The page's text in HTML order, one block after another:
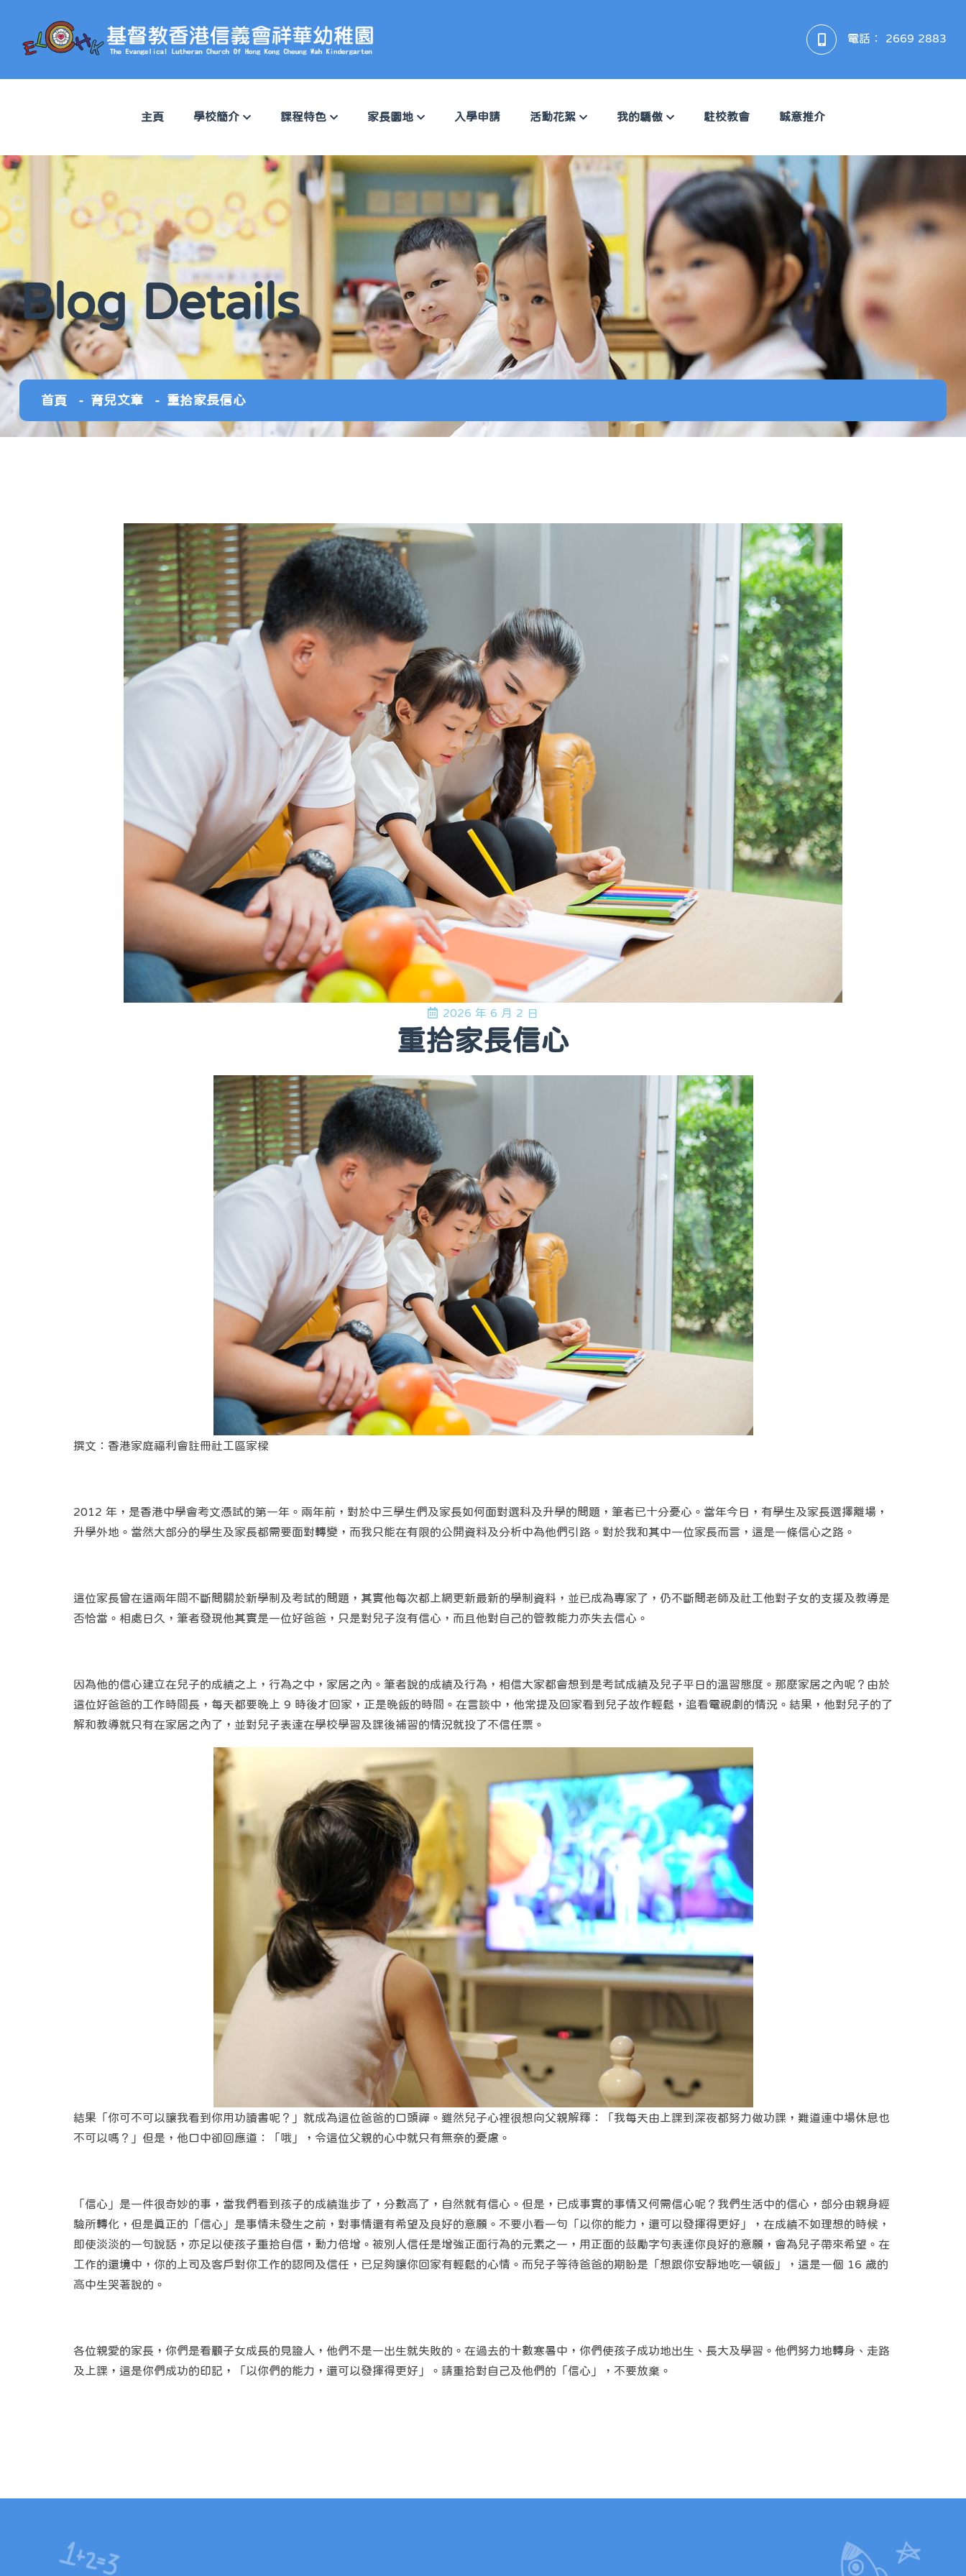
電話： 2669 2883
主頁 學校簡介 課程特色 家長園地 入學申請 活動花絮 我的驕傲 駐校教會 誠意推介
Blog Details
首頁 育兒文章 重拾家長信心
2026 年 6 月 2 日
重拾家長信心
撰文：香港家庭福利會註冊社工區家樑
2012 年，是香港中學會考文憑試的第一年。兩年前，對於中三學生們及家長如何面對選科及升學的問題，筆者已十分憂心。當年今日，有學生及家長選擇離場，
升學外地。當然大部分的學生及家長都需要面對轉變，而我只能在有限的公開資料及分析中為他們引路。對於我和其中一位家長而言，這是一條信心之路。
這位家長曾在這兩年間不斷問關於新學制及考試的問題，其實他每次都上網更新最新的學制資料，並已成為專家了，仍不斷問老師及社工他對子女的支援及教導是
否恰當。相處日久，筆者發現他其實是一位好爸爸，只是對兒子沒有信心，而且他對自己的管教能力亦失去信心。
因為他的信心建立在兒子的成績之上，行為之中，家居之內。筆者說的成績及行為，相信大家都會想到是考試成績及兒子平日的溫習態度。那麼家居之內呢？由於
這位好爸爸的工作時間長，每天都要晚上 9 時後才回家，正是晚飯的時間。在言談中，他常提及回家看到兒子故作輕鬆，追看電視劇的情況。結果，他對兒子的了
解和教導就只有在家居之內了，並對兒子表達在學校學習及課後補習的情況就投了不信任票。
結果「你可不可以讓我看到你用功讀書呢？」就成為這位爸爸的口頭禪。雖然兒子心裡很想向父親解釋：「我每天由上課到深夜都努力做功課，難道連中場休息也
不可以嗎？」但是，他口中卻回應道：「哦」，令這位父親的心中就只有無奈的憂慮。
「信心」是一件很奇妙的事，當我們看到孩子的成績進步了，分數高了，自然就有信心。但是，已成事實的事情又何需信心呢？我們生活中的信心，部分由親身經
驗所轉化，但是真正的「信心」是事情未發生之前，對事情還有希望及良好的意願。不要小看一句「以你的能力，還可以發揮得更好」，在成績不如理想的時候，
即使淡淡的一句說話，亦足以使孩子重拾自信，動力倍增。被別人信任是增強正面行為的元素之一，用正面的鼓勵字句表達你良好的意願，會為兒子帶來希望。在
工作的還境中，你的上司及客戶對你工作的認同及信任，已足夠讓你回家有輕鬆的心情。而兒子等待爸爸的期盼是「想跟你安靜地吃一頓飯」，這是一個 16 歲的
高中生哭著說的。
各位親愛的家長，你們是看顧子女成長的見證人，他們不是一出生就失敗的。在過去的十數寒暑中，你們使孩子成功地出生、長大及學習。他們努力地轉身、走路
及上課，這是你們成功的印記，「以你們的能力，還可以發揮得更好」。請重拾對自己及他們的「信心」，不要放棄。